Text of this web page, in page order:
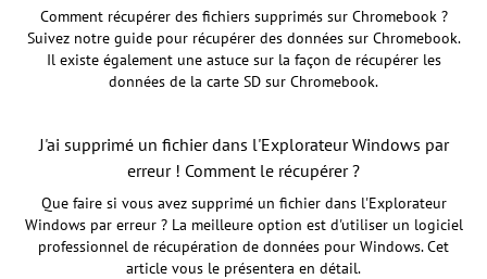
Comment récupérer des fichiers supprimés sur Chromebook ?
Suivez notre guide pour récupérer des données sur Chromebook.
Il existe également une astuce sur la façon de récupérer les
données de la carte SD sur Chromebook.
J'ai supprimé un fichier dans l'Explorateur Windows par
erreur ! Comment le récupérer ?
Que faire si vous avez supprimé un fichier dans l'Explorateur
Windows par erreur ? La meilleure option est d'utiliser un logiciel
professionnel de récupération de données pour Windows. Cet
article vous le présentera en détail.